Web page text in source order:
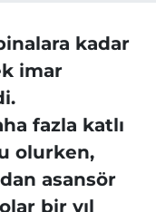
kadar
imar
fazla katlı
olurken,
asansör
bir yıl